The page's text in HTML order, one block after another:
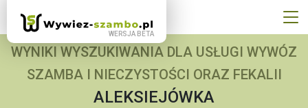
WYNIKI WYSZUKIWANIA DLA USŁUGI WYWÓZ
SZAMBA I NIECZYSTOŚCI ORAZ FEKALII
ALEKSIEJÓWKA